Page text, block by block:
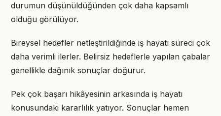
durumun düşünüldüğünden çok daha kapsamlı
olduğu görülüyor.
Bireysel hedefler netleştirildiğinde iş hayatı süreci çok
daha verimli ilerler. Belirsiz hedeflerle yapılan çabalar
genellikle dağınık sonuçlar doğurur.
Pek çok başarı hikâyesinin arkasında iş hayatı
konusundaki kararlılık yatıyor. Sonuçlar hemen